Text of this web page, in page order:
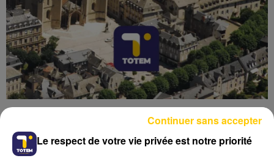
Le respect de votre vie privée est notre priorité
Continuer sans accepter